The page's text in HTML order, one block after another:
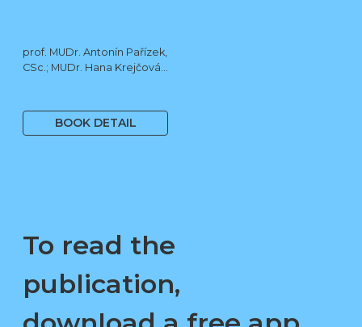
prof. MUDr. Antonín Pařízek,
CSc.; MUDr. Hana Krejčová,
Tomáš Honzík, Ph.D. a kol.
BOOK DETAIL
To read the
publication,